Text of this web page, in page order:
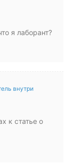
я лаборант?
внутри
к статье о